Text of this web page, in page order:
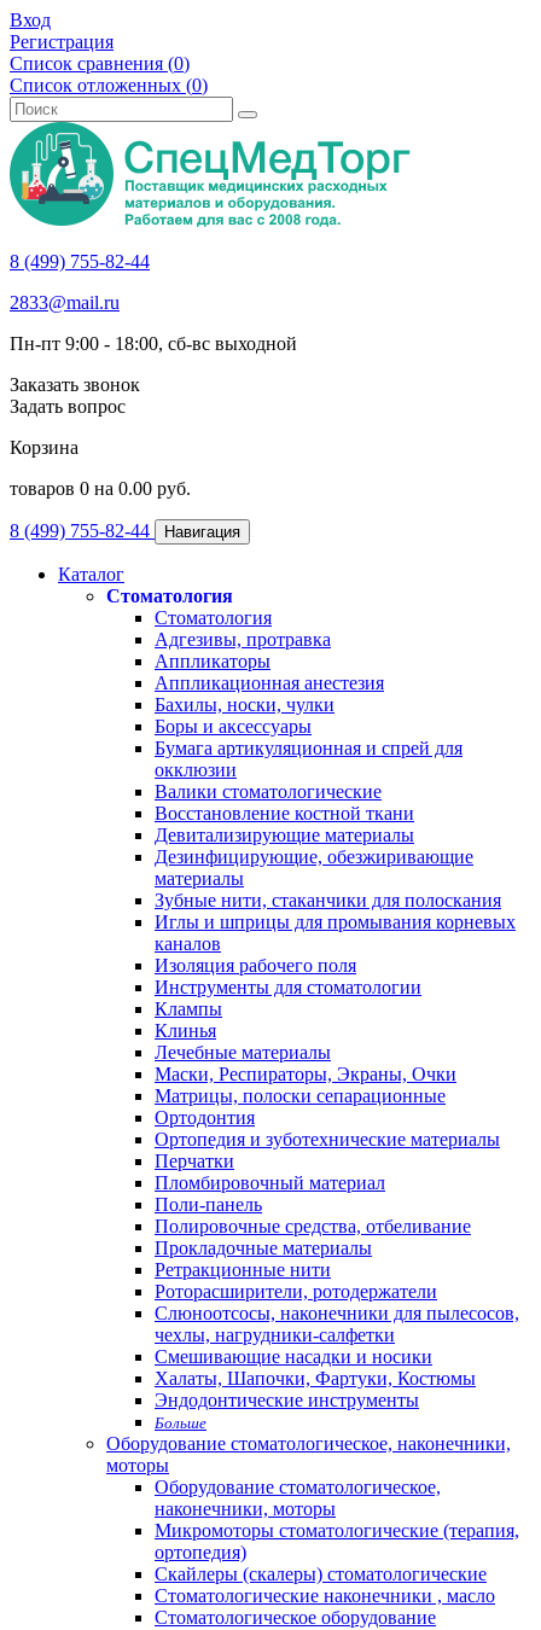
Вход
Регистрация
Список сравнения (0)
Список отложенных (0)
8 (499) 755-82-44
2833@mail.ru
Пн-пт 9:00 - 18:00, сб-вс выходной
Заказать звонок
Задать вопрос
Корзина
товаров 0 на 0.00 руб.
8 (499) 755-82-44 Навигация
Каталог
Стоматология
Стоматология
Адгезивы, протравка
Аппликаторы
Аппликационная анестезия
Бахилы, носки, чулки
Боры и аксессуары
Бумага артикуляционная и спрей для
окклюзии
Валики стоматологические
Восстановление костной ткани
Девитализирующие материалы
Дезинфицирующие, обезжиривающие
материалы
Зубные нити, стаканчики для полоскания
Иглы и шприцы для промывания корневых
каналов
Изоляция рабочего поля
Инструменты для стоматологии
Клампы
Клинья
Лечебные материалы
Маски, Респираторы, Экраны, Очки
Матрицы, полоски сепарационные
Ортодонтия
Ортопедия и зуботехнические материалы
Перчатки
Пломбировочный материал
Поли-панель
Полировочные средства, отбеливание
Прокладочные материалы
Ретракционные нити
Роторасширители, ротодержатели
Слюноотсосы, наконечники для пылесосов,
чехлы, нагрудники-салфетки
Смешивающие насадки и носики
Халаты, Шапочки, Фартуки, Костюмы
Эндодонтические инструменты
Больше
Оборудование стоматологическое, наконечники,
моторы
Оборудование стоматологическое,
наконечники, моторы
Микромоторы стоматологические (терапия,
ортопедия)
Скайлеры (скалеры) стоматологические
Стоматологические наконечники , масло
Стоматологическое оборудование